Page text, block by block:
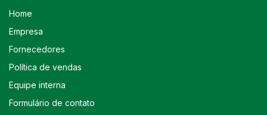
Home
Empresa
Fornecedores
Política de vendas
Equipe interna
Formulário de contato